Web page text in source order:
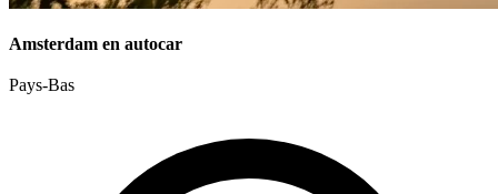
Amsterdam en autocar
Pays-Bas